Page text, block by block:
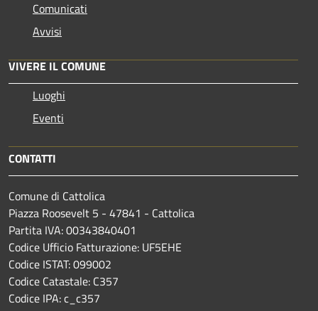
Comunicati
Avvisi
VIVERE IL COMUNE
Luoghi
Eventi
CONTATTI
Comune di Cattolica
Piazza Roosevelt 5 - 47841 - Cattolica
Partita IVA: 00343840401
Codice Ufficio Fatturazione: UF5EHE
Codice ISTAT: 099002
Codice Catastale: C357
Codice IPA: c_c357